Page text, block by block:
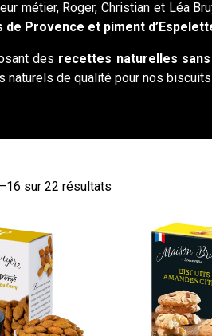
métier, Roger, Christian et Léa
de Provence et piment
des recettes naturelles
de qualité pour nos biscuits
sur 22 résultats